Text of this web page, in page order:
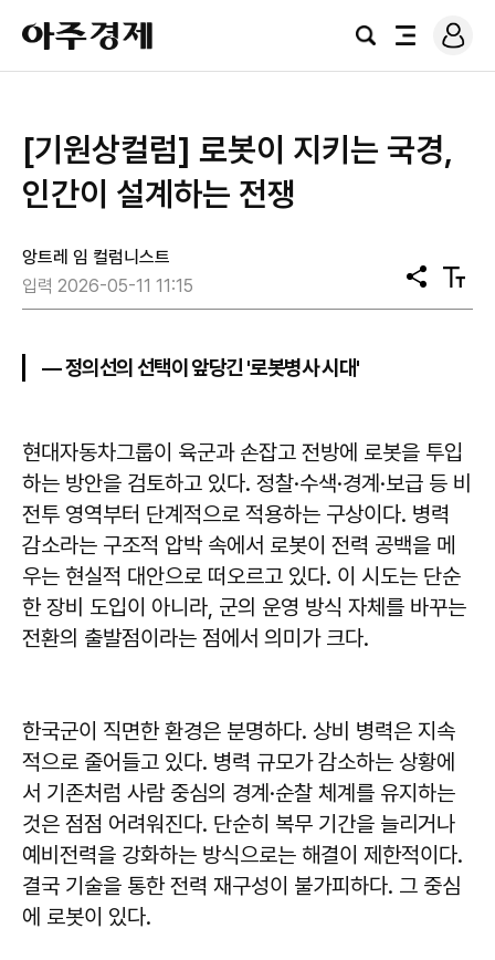
아
주
경
검
전
로
그
[기원상컬럼] 로봇이 지키는 국경,
인간이 설계하는 전쟁
앙트레 임 컬럼니스트
입력 2026-05-11 11:15
공
유
텍
스
— 정의선의 선택이 앞당긴 '로봇병사 시대'
현대자동차그룹이 육군과 손잡고 전방에 로봇을 투입
하는 방안을 검토하고 있다. 정찰·수색·경계·보급 등 비
전투 영역부터 단계적으로 적용하는 구상이다. 병력
감소라는 구조적 압박 속에서 로봇이 전력 공백을 메
우는 현실적 대안으로 떠오르고 있다. 이 시도는 단순
한 장비 도입이 아니라, 군의 운영 방식 자체를 바꾸는
전환의 출발점이라는 점에서 의미가 크다.
한국군이 직면한 환경은 분명하다. 상비 병력은 지속
적으로 줄어들고 있다. 병력 규모가 감소하는 상황에
서 기존처럼 사람 중심의 경계·순찰 체계를 유지하는
것은 점점 어려워진다. 단순히 복무 기간을 늘리거나
예비전력을 강화하는 방식으로는 해결이 제한적이다.
결국 기술을 통한 전력 재구성이 불가피하다. 그 중심
에 로봇이 있다.